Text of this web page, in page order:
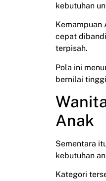
kebutuhan
Kemampuan
cepat
terpisah.
Pola ini
bernilai
Anak
Sementara
kebutuhan
Kategori